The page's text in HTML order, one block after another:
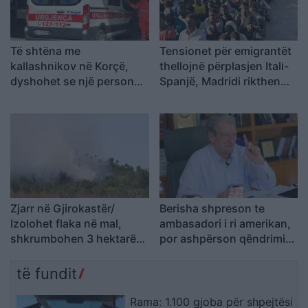
Të shtëna me
kallashnikov në Korçë,
dyshohet se një person
Tensionet për emigrantët
thellojnë përplasjen Itali-
Spanjë, Madridi rikthen
Zjarr në Gjirokastër/
Izolohet flaka në mal,
shkrumbohen 3 hektarë
kufirin mes Golemit dhe
Berisha shpreson te
ambasadori i ri amerikan,
por ashpërson qëndrimin
të fundit
Rama: 1.100 gjoba për shpejtësi